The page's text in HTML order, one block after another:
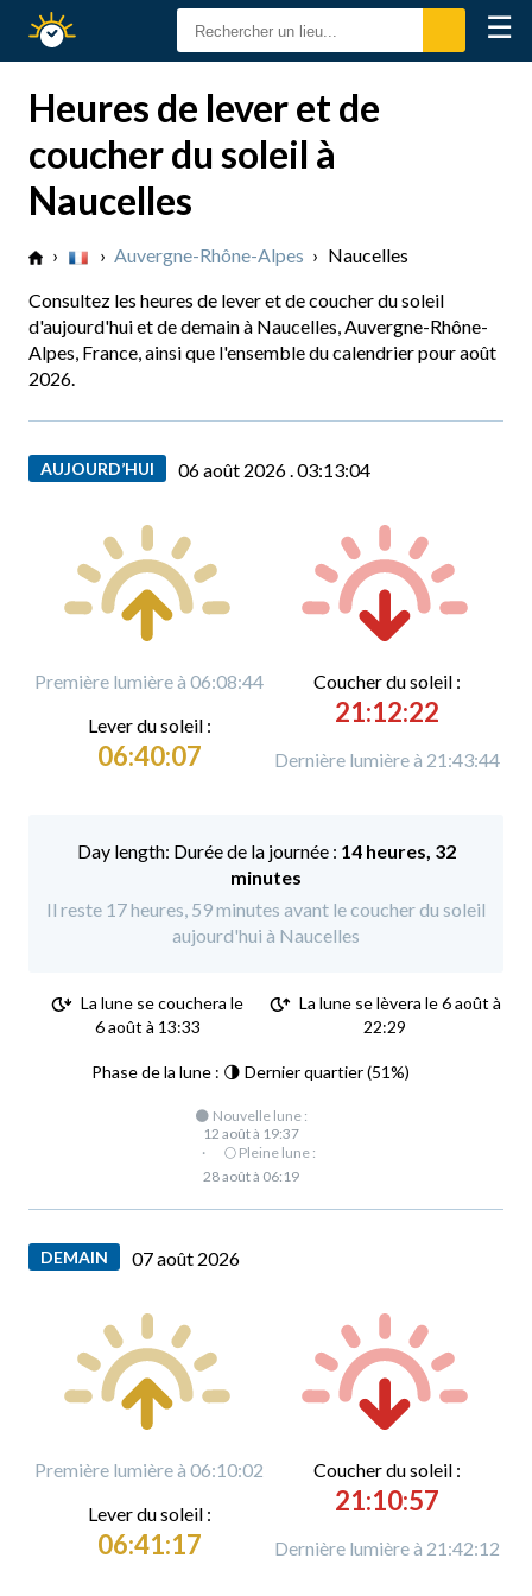
Calendrier
Solaire
☰
Heures de lever et de
coucher du soleil à
Naucelles
› › Auvergne-Rhône-Alpes › Naucelles
Consultez les heures de lever et de coucher du soleil
d'aujourd'hui et de demain à Naucelles, Auvergne-Rhône-
Alpes, France, ainsi que l'ensemble du calendrier pour août
2026.
AUJOURD’HUI 06 août 2026 .03:13:05
Première lumière à 06:08:44
Lever du soleil :
06:40:07
Coucher du soleil :
21:12:22
Dernière lumière à 21:43:44
Durée de la journée : 14 heures, 32
minutes
Il reste 17 heures, 59 minutes avant le coucher du soleil
aujourd'hui à Naucelles
La lune se couchera le
6 août à 13:33
La lune se lèvera le 6 août à
22:29
Phase de la lune : 🌗 Dernier quartier (51%)
🌑 Nouvelle lune :
12 août à 19:37
·
🌕 Pleine lune :
28 août à 06:19
DEMAIN 07 août 2026
Première lumière à 06:10:02
Lever du soleil :
06:41:17
Coucher du soleil :
21:10:57
Dernière lumière à 21:42:12